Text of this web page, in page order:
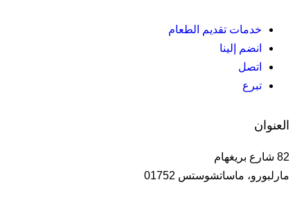
خدمات تقديم الطعام
انضم إلينا
اتصل
تبرع
العنوان
82 شارع بريغهام
مارلبورو، ماساتشوستس 01752